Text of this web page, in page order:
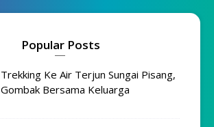
Popular Posts
Trekking Ke Air Terjun Sungai Pisang,
Gombak Bersama Keluarga